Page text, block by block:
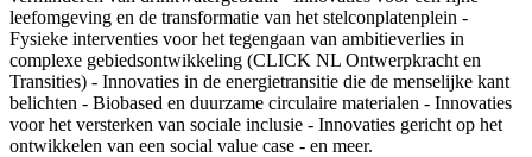
leefomgeving en de transformatie van het stelconplatenplein -
Fysieke interventies voor het tegengaan van ambitieverlies in
complexe gebiedsontwikkeling (CLICK NL Ontwerpkracht en
Transities) - Innovaties in de energietransitie die de menselijke kant
belichten - Biobased en duurzame circulaire materialen - Innovaties
voor het versterken van sociale inclusie - Innovaties gericht op het
ontwikkelen van een social value case - en meer.